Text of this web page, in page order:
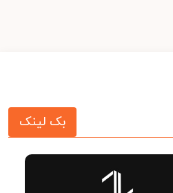
بک لینک